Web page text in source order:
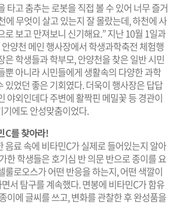
타고 춤추는 로봇을 직접 볼 수 있어 너무 즐거
에 무엇이 살고 있는지 잘 몰랐는데, 하천에 사
로 보고 만져보니 신기해요.” 지난 10월 1일과
양천 메인 행사장에서 학생과학축전 체험행
은 학생들과 학부모, 안양천을 찾은 일반 시민
뿐 아니라 시민들에게 생활속의 다양한 과학
있었던 좋은 기회였다. 더욱이 행사장은 답답
야외인데다 주변에 활짝핀 메밀꽃 등 경관이
에도 안성맞춤이었다.
C를 찾아라!
음료 속에 비타민C가 실제로 들어있는지 알아
한 학생들은 호기심 반 의문 반으로 종이를 요
룰로오스가 어떤 반응을 하는지, 어떤 색깔이
서 탐구를 계속했다. 면봉에 비타민C가 함유
이에 글씨를 쓰고, 변화를 관찰한 후 완성품을